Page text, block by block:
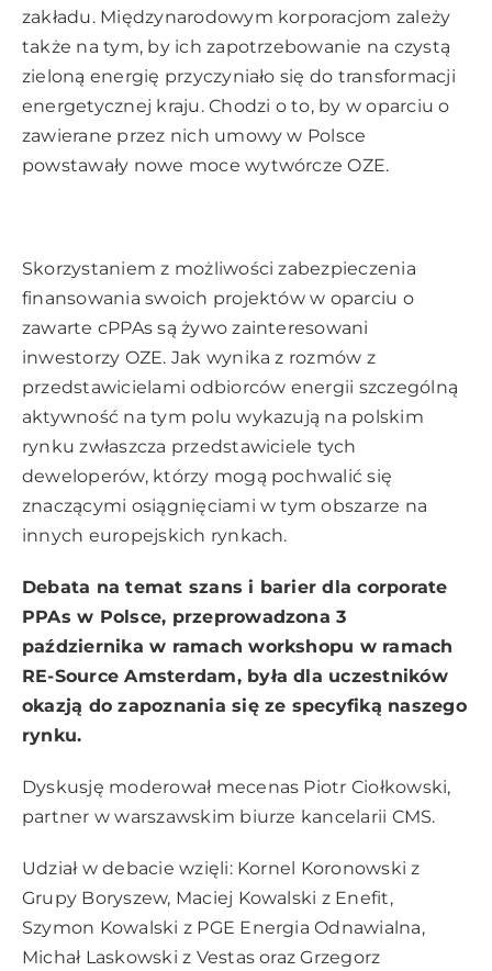
zakładu. Międzynarodowym korporacjom zależy
także na tym, by ich zapotrzebowanie na czystą
zieloną energię przyczyniało się do transformacji
energetycznej kraju. Chodzi o to, by w oparciu o
zawierane przez nich umowy w Polsce
powstawały nowe moce wytwórcze OZE.
Skorzystaniem z możliwości zabezpieczenia
finansowania swoich projektów w oparciu o
zawarte cPPAs są żywo zainteresowani
inwestorzy OZE. Jak wynika z rozmów z
przedstawicielami odbiorców energii szczególną
aktywność na tym polu wykazują na polskim
rynku zwłaszcza przedstawiciele tych
deweloperów, którzy mogą pochwalić się
znaczącymi osiągnięciami w tym obszarze na
innych europejskich rynkach.
Debata na temat szans i barier dla corporate
PPAs w Polsce, przeprowadzona 3
października w ramach workshopu w ramach
RE-Source Amsterdam, była dla uczestników
okazją do zapoznania się ze specyfiką naszego
rynku.
Dyskusję moderował mecenas Piotr Ciołkowski,
partner w warszawskim biurze kancelarii CMS.
Udział w debacie wzięli: Kornel Koronowski z
Grupy Boryszew, Maciej Kowalski z Enefit,
Szymon Kowalski z PGE Energia Odnawialna,
Michał Laskowski z Vestas oraz Grzegorz